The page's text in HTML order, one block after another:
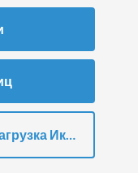
Иконки